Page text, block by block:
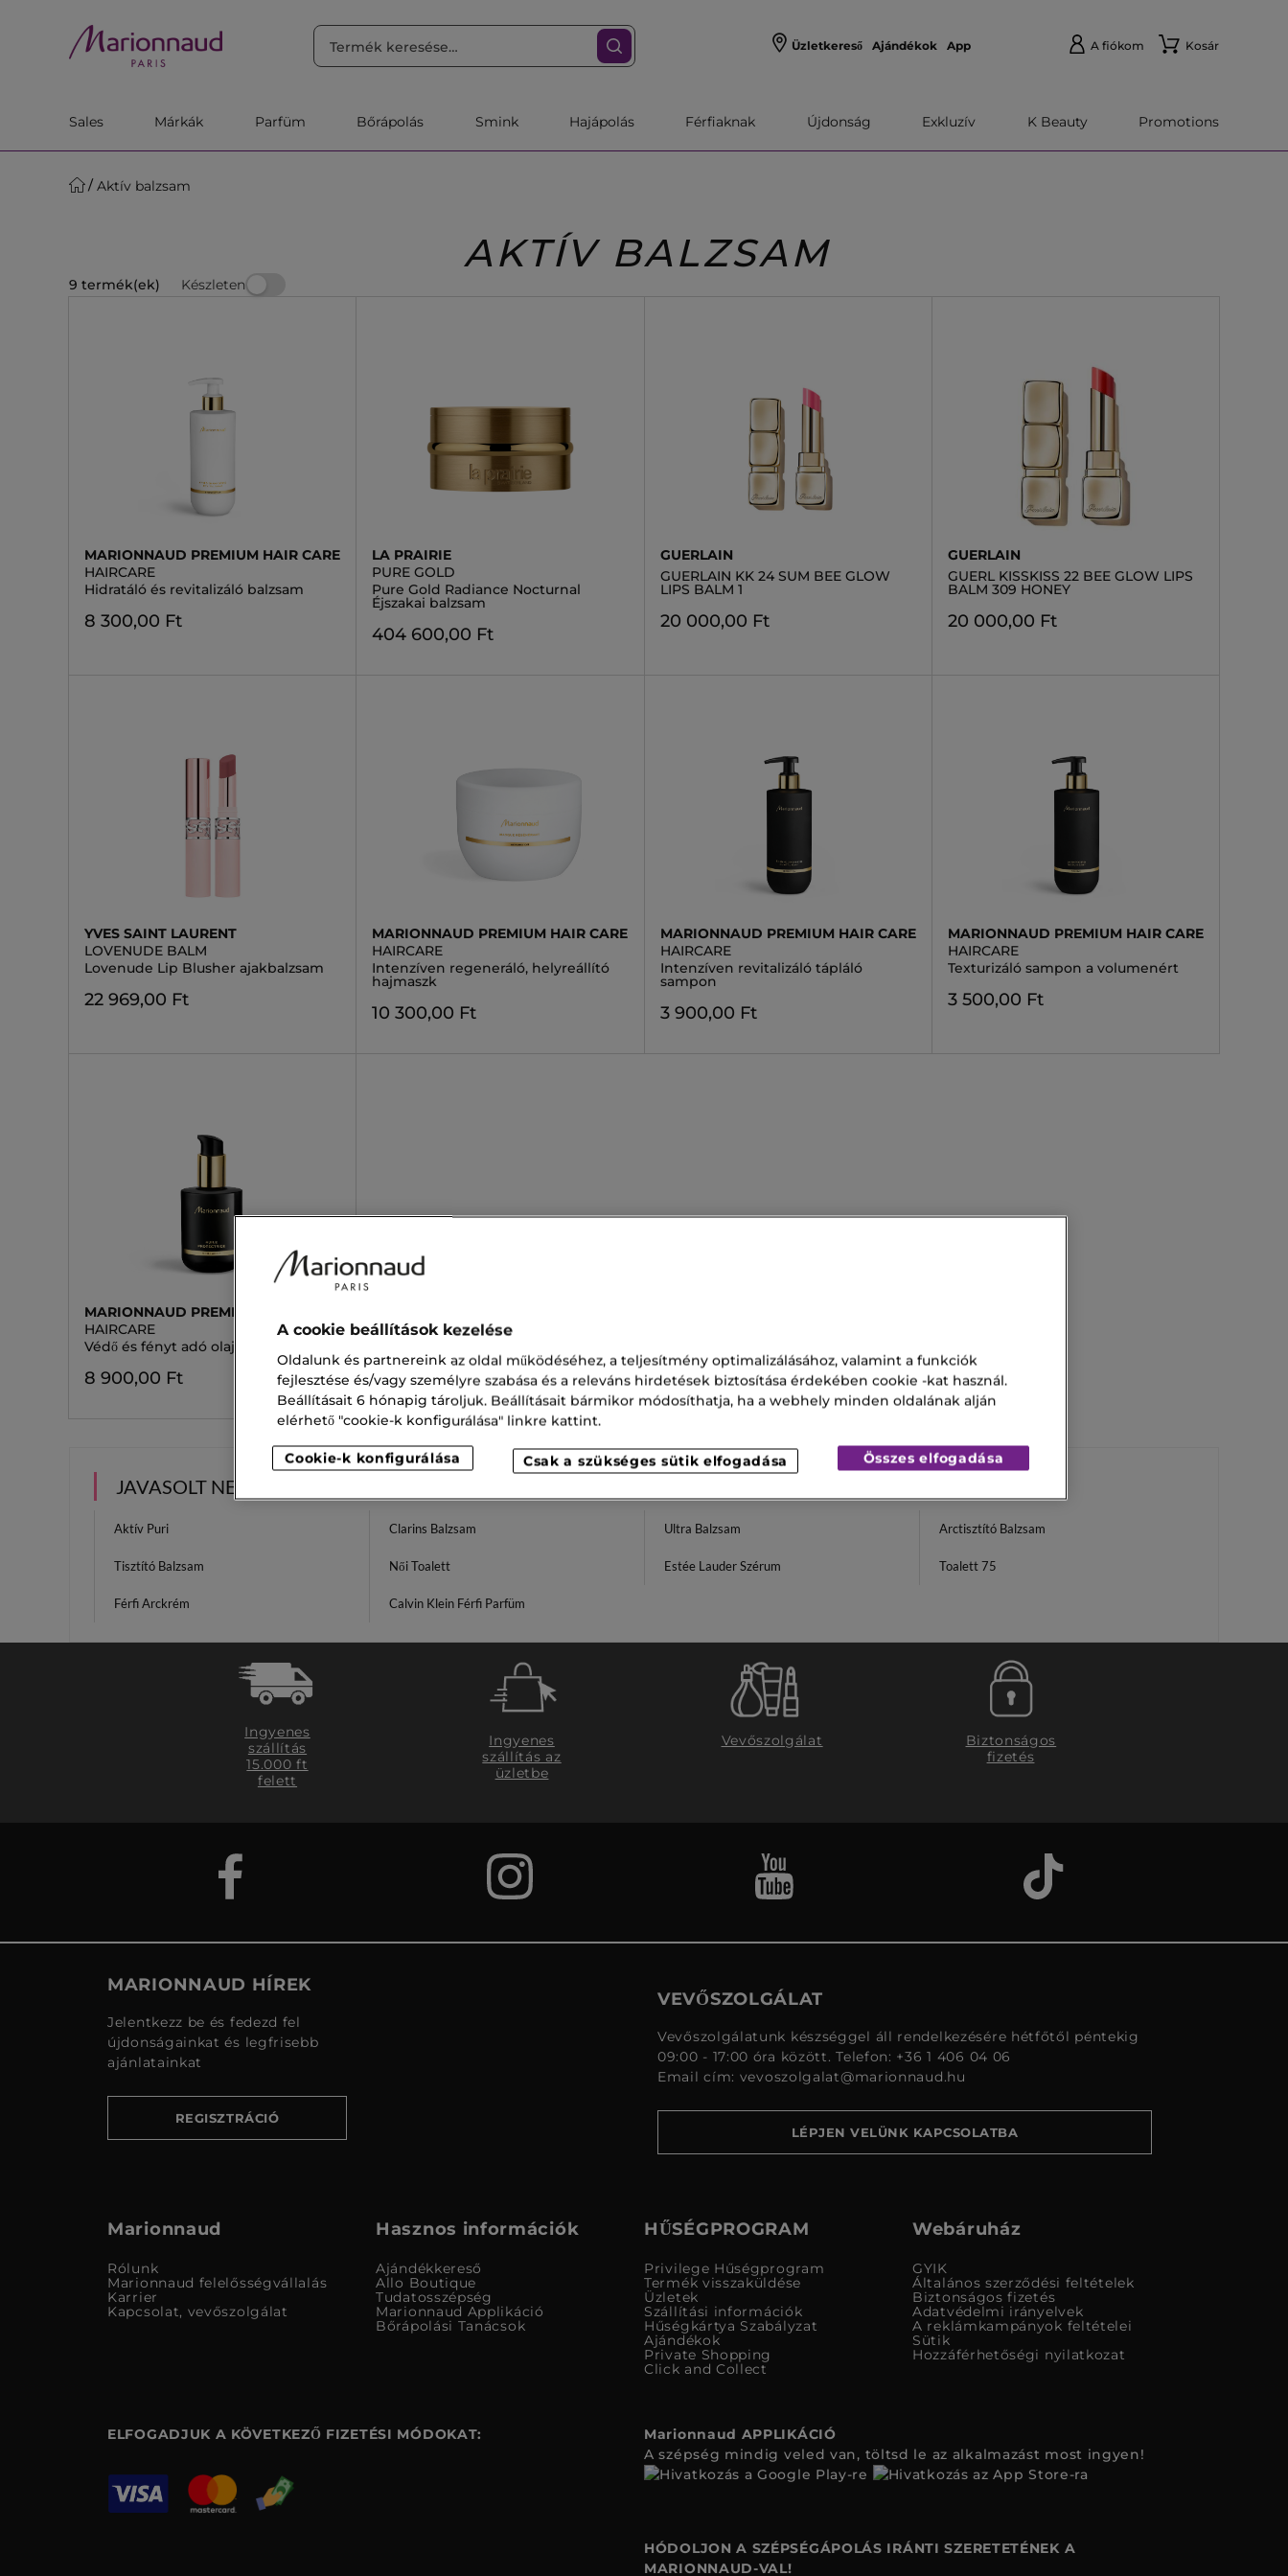
Üzletkereső Ajándékok App A fiókom Kosár
Sales Márkák Parfüm Bőrápolás Smink Hajápolás Férfiaknak Újdonság Exkluzív K Beauty Promotions
Aktív balzsam
AKTÍV BALZSAM
9 termék(ek) Készleten
MARIONNAUD PREMIUM HAIR CARE
HAIRCARE
Hidratáló és revitalizáló balzsam
8 300,00 Ft
LA PRAIRIE
PURE GOLD
Pure Gold Radiance Nocturnal
Éjszakai balzsam
404 600,00 Ft
GUERLAIN
GUERLAIN KK 24 SUM BEE GLOW
LIPS BALM 1
20 000,00 Ft
GUERLAIN
GUERL KISSKISS 22 BEE GLOW LIPS
BALM 309 HONEY
20 000,00 Ft
YVES SAINT LAURENT
LOVENUDE BALM
Lovenude Lip Blusher ajakbalzsam
22 969,00 Ft
MARIONNAUD PREMIUM HAIR CARE
HAIRCARE
Intenzíven regeneráló, helyreállító
hajmaszk
10 300,00 Ft
MARIONNAUD PREMIUM HAIR CARE
HAIRCARE
Intenzíven revitalizáló tápláló
sampon
3 900,00 Ft
MARIONNAUD PREMIUM HAIR CARE
HAIRCARE
Texturizáló sampon a volumenért
3 500,00 Ft
MARIONNAUD PREMIUM HAIR CARE
HAIRCARE
Védő és fényt adó olaj
8 900,00 Ft
JAVASOLT NEKED
Aktív Puri Clarins Balzsam Ultra Balzsam Arctisztító Balzsam
Tisztító Balzsam Női Toalett Estée Lauder Szérum Toalett 75
Férfi Arckrém Calvin Klein Férfi Parfüm
Ingyenes
szállítás
15.000 ft
felett
Ingyenes
szállítás az
üzletbe
Vevőszolgálat
Biztonságos
fizetés
MARIONNAUD HÍREK
Jelentkezz be és fedezd fel
újdonságainkat és legfrisebb
ajánlatainkat
REGISZTRÁCIÓ
VEVŐSZOLGÁLAT
Vevőszolgálatunk készséggel áll rendelkezésére hétfőtől péntekig
09:00 - 17:00 óra között. Telefon: +36 1 406 04 06
Email cím: vevoszolgalat@marionnaud.hu
LÉPJEN VELÜNK KAPCSOLATBA
Marionnaud
Rólunk
Marionnaud felelősségvállalás
Karrier
Kapcsolat, vevőszolgálat
Hasznos információk
Ajándékkereső
Allo Boutique
Tudatosszépség
Marionnaud Applikáció
Bőrápolási Tanácsok
HŰSÉGPROGRAM
Privilege Hűségprogram
Termék visszaküldése
Üzletek
Szállítási információk
Hűségkártya Szabályzat
Ajándékok
Private Shopping
Click and Collect
Webáruház
GYIK
Általános szerződési feltételek
Biztonságos fizetés
Adatvédelmi irányelvek
A reklámkampányok feltételei
Sütik
Hozzáférhetőségi nyilatkozat
ELFOGADJUK A KÖVETKEZŐ FIZETÉSI MÓDOKAT:
Marionnaud APPLIKÁCIÓ
A szépség mindig veled van, töltsd le az alkalmazást most ingyen!
HÓDOLJON A SZÉPSÉGÁPOLÁS IRÁNTI SZERETETÉNEK A
MARIONNAUD-VAL!
A cookie beállítások kezelése
Oldalunk és partnereink az oldal működéséhez, a teljesítmény optimalizálásához, valamint a funkciók
fejlesztése és/vagy személyre szabása és a releváns hirdetések biztosítása érdekében cookie -kat használ.
Beállításait 6 hónapig tároljuk. Beállításait bármikor módosíthatja, ha a webhely minden oldalának alján
elérhető "cookie-k konfigurálása" linkre kattint.
Cookie-k konfigurálása Csak a szükséges sütik elfogadása Összes elfogadása